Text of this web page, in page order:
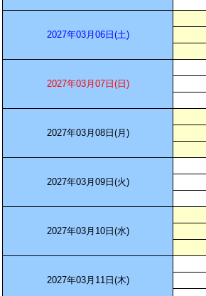
2027年03月06日(土)
2027年03月07日(日)
2027年03月08日(月)
2027年03月09日(火)
2027年03月10日(水)
2027年03月11日(木)